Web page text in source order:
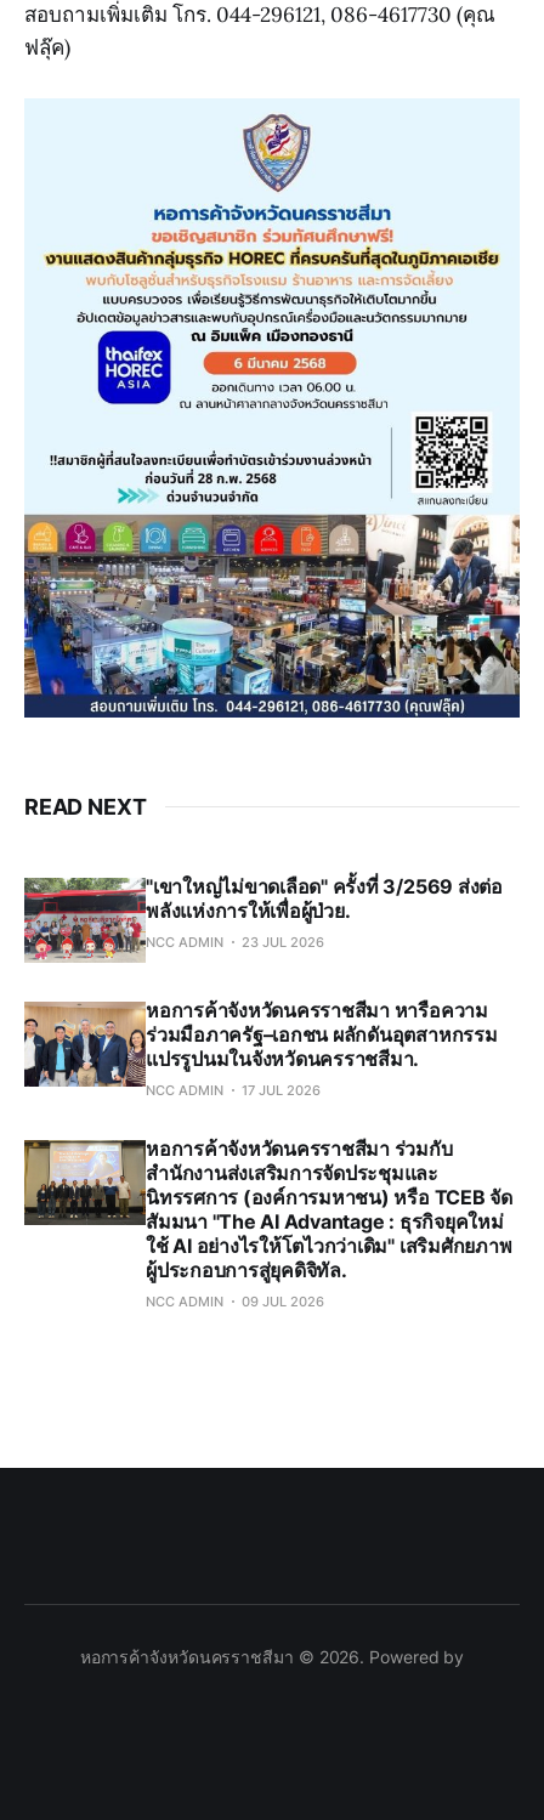
สอบถามเพิ่มเติม โกร. 044-296121, 086-4617730 (คุณ
ฟลุ๊ค)
READ NEXT
"เขาใหญ่ไม่ขาดเลือด" ครั้งที่ 3/2569 ส่งต่อ
พลังแห่งการให้เพื่อผู้ป่วย.
NCC ADMIN 23 JUL 2026
หอการค้าจังหวัดนครราชสีมา หารือความ
ร่วมมือภาครัฐ–เอกชน ผลักดันอุตสาหกรรม
แปรรูปนมในจังหวัดนครราชสีมา.
NCC ADMIN 17 JUL 2026
หอการค้าจังหวัดนครราชสีมา ร่วมกับ
สำนักงานส่งเสริมการจัดประชุมและ
นิทรรศการ (องค์การมหาชน) หรือ TCEB จัด
สัมมนา "The AI Advantage : ธุรกิจยุคใหม่
ใช้ AI อย่างไรให้โตไวกว่าเดิม" เสริมศักยภาพ
ผู้ประกอบการสู่ยุคดิจิทัล.
NCC ADMIN 09 JUL 2026
หอการค้าจังหวัดนครราชสีมา © 2026. Powered by